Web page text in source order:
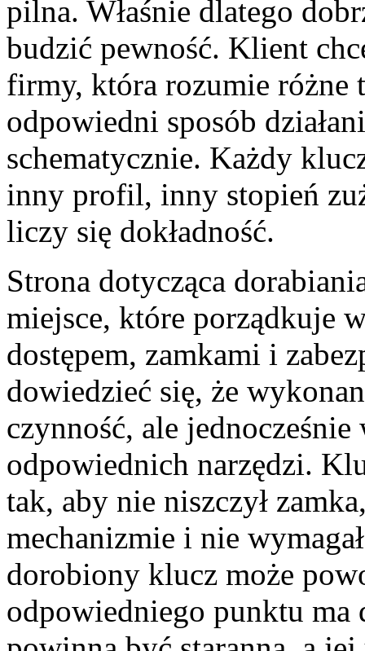
pilna. Właśnie dlatego
budzić pewność. Klient
firmy, która rozumie
odpowiedni sposób
schematycznie. Każdy
inny profil, inny stopień
liczy się dokładność.
Strona dotycząca
miejsce, które porządkuje
dostępem, zamkami i
dowiedzieć się, że
czynność, ale
odpowiednich narzędzi.
tak, aby nie niszczył
mechanizmie i nie
dorobiony klucz może
odpowiedniego punktu ma